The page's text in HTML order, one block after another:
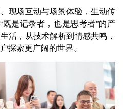
现场互动与场景体验，生动传
是记录者，也是思考者”的产
活，从技术解析到情感共鸣，
探索更广阔的世界。